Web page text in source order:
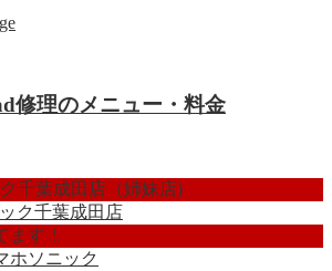
修理のメニュー・料金
千葉成田店（姉妹店)
ます！